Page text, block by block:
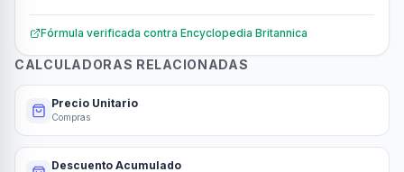
Fórmula verificada contra Encyclopedia Britannica
CALCULADORAS RELACIONADAS
Precio Unitario
Compras
Descuento Acumulado